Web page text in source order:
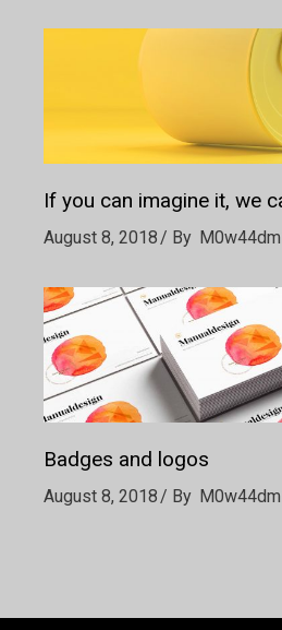
If you can imagine it, we
August 8, 2018 By
Badges and logos
August 8, 2018 By